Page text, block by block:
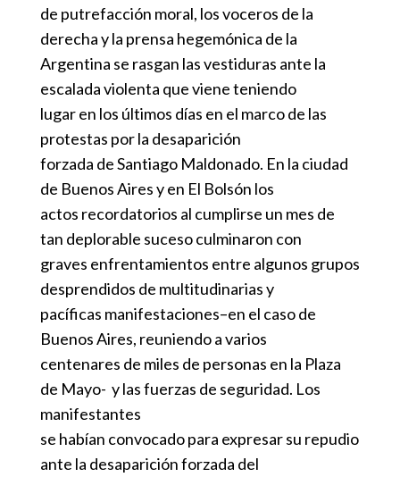
de putrefacción moral, los voceros de la
derecha y la prensa hegemónica de la
Argentina se rasgan las vestiduras ante la
escalada violenta que viene teniendo
lugar en los últimos días en el marco de las
protestas por la desaparición
forzada de Santiago Maldonado. En la ciudad
de Buenos Aires y en El Bolsón los
actos recordatorios al cumplirse un mes de
tan deplorable suceso culminaron con
graves enfrentamientos entre algunos grupos
desprendidos de multitudinarias y
pacíficas manifestaciones–en el caso de
Buenos Aires, reuniendo a varios
centenares de miles de personas en la Plaza
de Mayo- y las fuerzas de seguridad. Los
manifestantes
se habían convocado para expresar su repudio
ante la desaparición forzada del